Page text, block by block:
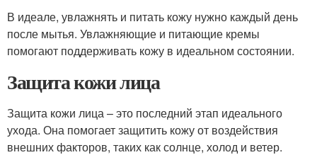
В идеале, увлажнять и питать кожу нужно каждый день
после мытья. Увлажняющие и питающие кремы
помогают поддерживать кожу в идеальном состоянии.
Защита кожи лица
Защита кожи лица – это последний этап идеального
ухода. Она помогает защитить кожу от воздействия
внешних факторов, таких как солнце, холод и ветер.